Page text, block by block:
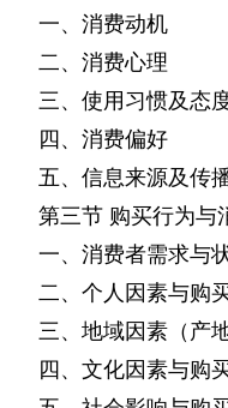
一、消费动机
二、消费心理
三、使用习惯及态
四、消费偏好
五、信息来源及传
第三节 购买行为与
一、消费者需求与
二、个人因素与购
三、地域因素（产
四、文化因素与购